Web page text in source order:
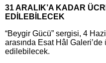
31 ARALIK’A KADAR
EDİLEBİLECEK
“Beygir Gücü” sergisi, 4
arasında Esat Hâl
edilebilecek.